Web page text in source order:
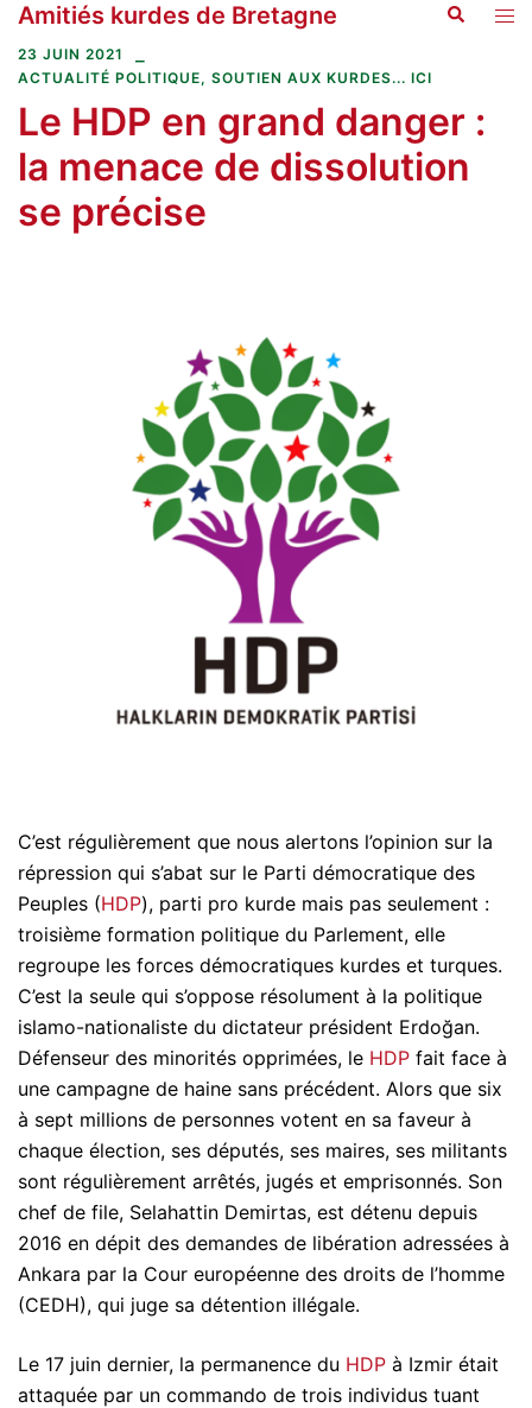
Aller
au
contenu
Amitiés kurdes de Bretagne
23 JUIN 2021
ACTUALITÉ POLITIQUE, SOUTIEN AUX KURDES... ICI
Le HDP en grand danger :
la menace de dissolution
se précise
C’est régulièrement que nous alertons l’opinion sur la
répression qui s’abat sur le Parti démocratique des
Peuples (HDP), parti pro kurde mais pas seulement :
troisième formation politique du Parlement, elle
regroupe les forces démocratiques kurdes et turques.
C’est la seule qui s’oppose résolument à la politique
islamo-nationaliste du dictateur président Erdoğan.
Défenseur des minorités opprimées, le HDP fait face à
une campagne de haine sans précédent. Alors que six
à sept millions de personnes votent en sa faveur à
chaque élection, ses députés, ses maires, ses militants
sont régulièrement arrêtés, jugés et emprisonnés. Son
chef de file, Selahattin Demirtas, est détenu depuis
2016 en dépit des demandes de libération adressées à
Ankara par la Cour européenne des droits de l’homme
(CEDH), qui juge sa détention illégale.
Le 17 juin dernier, la permanence du HDP à Izmir était
attaquée par un commando de trois individus tuant